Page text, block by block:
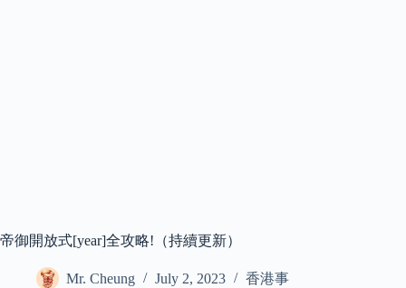
帝御開放式[year]全攻略!（持續更新）
Mr. Cheung July 2, 2023 香港事